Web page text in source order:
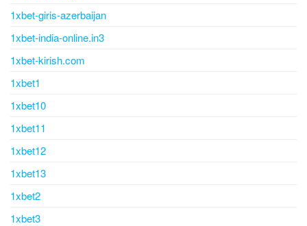
1xbet-giris-azerbaijan
1xbet-india-online.in3
1xbet-kirish.com
1xbet1
1xbet10
1xbet11
1xbet12
1xbet13
1xbet2
1xbet3